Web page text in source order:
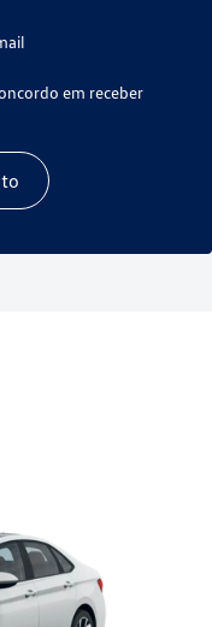
em receber